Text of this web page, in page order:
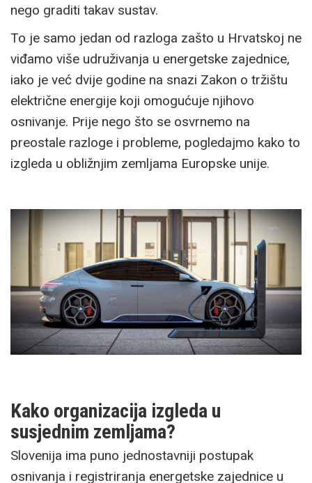
nego graditi takav sustav.
To je samo jedan od razloga zašto u Hrvatskoj ne
viđamo više udruživanja u energetske zajednice,
iako je već dvije godine na snazi Zakon o tržištu
električne energije koji omogućuje njihovo
osnivanje. Prije nego što se osvrnemo na
preostale razloge i probleme, pogledajmo kako to
izgleda u obližnjim zemljama Europske unije.
Kako organizacija izgleda u
susjednim zemljama?
Slovenija ima puno jednostavniji postupak
osnivanja i registriranja energetske zajednice u